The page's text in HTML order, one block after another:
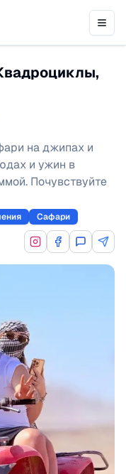
на джипах и
и ужин в
Почувствуйте
Сафари